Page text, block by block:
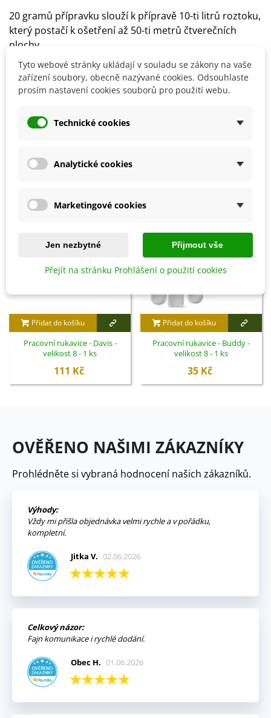
20 gramů přípravku slouží k přípravě 10-ti litrů roztoku,
který postačí k ošetření až 50-ti metrů čtverečních
plochy
Přesné dávkování a způsob použití naleznete na obalu
výrobku
Detaily produktu
Přidat do košíku
Pracovní rukavice - Davis -
velikost 8 - 1 ks
111 Kč
Přidat do košíku
Pracovní rukavice - Buddy -
velikost 8 - 1 ks
35 Kč
OVĚŘENO NAŠIMI ZÁKAZNÍKY
Prohlédněte si vybraná hodnocení našich zákazníků.
Výhody:
Vždy mi přišla objednávka velmi rychle a v pořádku,
kompletní.
Jitka V. 02.06.2026
Celkový názor:
Fajn komunikace i rychlé dodání.
Obec H. 01.06.2026
Tyto webové stránky ukládají v souladu se zákony na vaše
zařízení soubory, obecně nazývané cookies. Odsouhlaste
prosím nastavení cookies souborů pro použití webu.
Technické cookies
Analytické cookies
Marketingové cookies
Jen nezbytné Přijmout vše
Přejít na stránku Prohlášení o použití cookies